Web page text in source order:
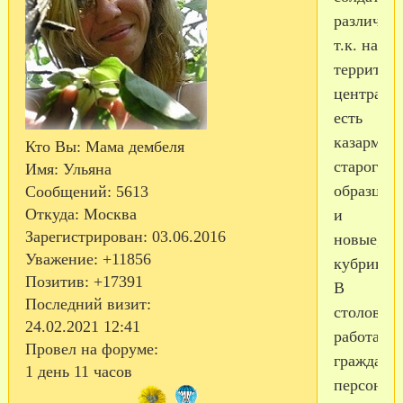
Кто Вы: Мама дембеля
Имя: Ульяна
Сообщений: 5613
Откуда: Москва
Зарегистрирован: 03.06.2016
Уважение: +11856
Позитив: +17391
Последний визит:
24.02.2021 12:41
Провел на форуме:
1 день 11 часов
т.к. на
центра
есть
казармы
старого
образца
и
новые,
В
столовой
работает
персонал,